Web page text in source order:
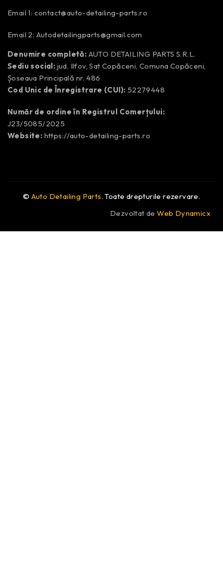
Email 1: contact@auto-detailing-parts.ro
Email 2: Autodetailingparts@gmail.com
Denumire completă: AUTO DETAILING PARTS S.R.L.
Sediu social: jud. Ilfov, Sat Copăceni, Comuna Copăceni,
Șoseaua Principală nr. 486
Cod Unic de Înregistrare (CUI): 52279448
Număr de ordine în Registrul Comerțului:
J23/5085/2025
Website: https://auto-detailing-parts.ro
© Auto Detailing Parts. Toate drepturile rezervare.
Dezvoltat deWeb Dynamicx